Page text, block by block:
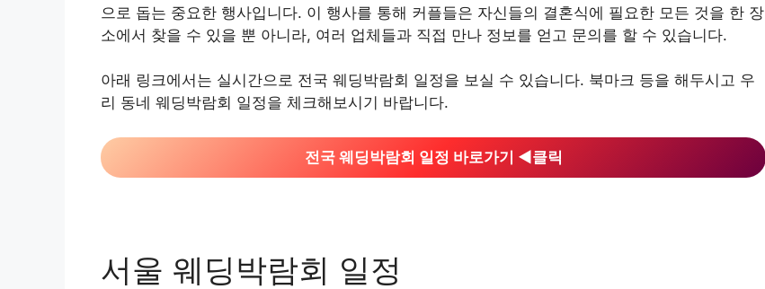
으로 돕는 중요한 행사입니다. 이 행사를 통해 커플들은 자신들의 결혼식에 필요한 모든 것을 한 장
소에서 찾을 수 있을 뿐 아니라, 여러 업체들과 직접 만나 정보를 얻고 문의를 할 수 있습니다.
아래 링크에서는 실시간으로 전국 웨딩박람회 일정을 보실 수 있습니다. 북마크 등을 해두시고 우
리 동네 웨딩박람회 일정을 체크해보시기 바랍니다.
전국 웨딩박람회 일정 바로가기 ◀︎클릭
서울 웨딩박람회 일정